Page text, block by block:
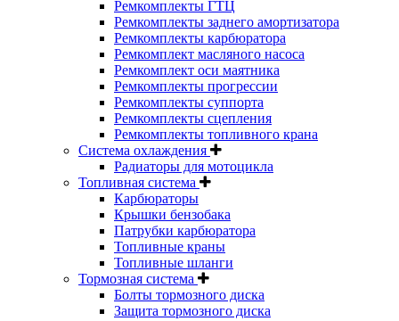
Ремкомплекты ГТЦ
Ремкомплекты заднего амортизатора
Ремкомплекты карбюратора
Ремкомплект масляного насоса
Ремкомплект оси маятника
Ремкомплекты прогрессии
Ремкомплекты суппорта
Ремкомплекты сцепления
Ремкомплекты топливного крана
Система охлаждения
Радиаторы для мотоцикла
Топливная система
Карбюраторы
Крышки бензобака
Патрубки карбюратора
Топливные краны
Топливные шланги
Тормозная система
Болты тормозного диска
Защита тормозного диска